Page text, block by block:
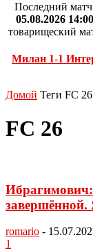
Последний
05.08.2026 14:00
товарищеский
Милан 1-1
Домой Теги FC 26
FC 26
Ибрагимович:
завершённой.
romario -
1